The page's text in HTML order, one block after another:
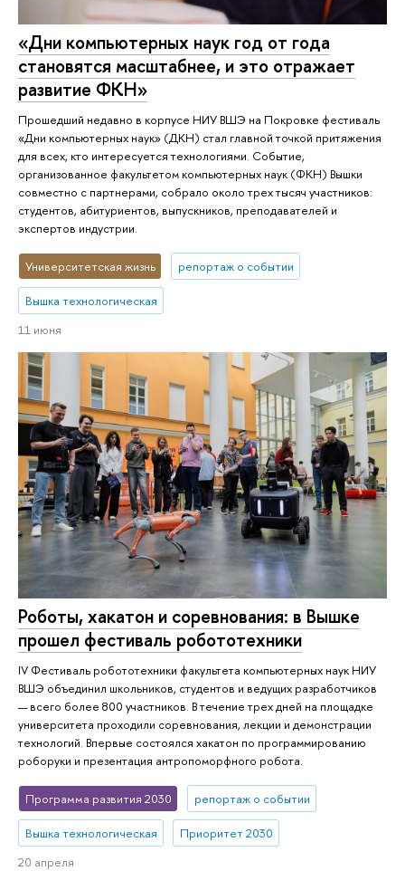
«Дни компьютерных наук год от года
становятся масштабнее, и это отражает
развитие ФКН»
Прошедший недавно в корпусе НИУ ВШЭ на Покровке фестиваль
«Дни компьютерных наук» (ДКН) стал главной точкой притяжения
для всех, кто интересуется технологиями. Событие,
организованное факультетом компьютерных наук (ФКН) Вышки
совместно с партнерами, собрало около трех тысяч участников:
студентов, абитуриентов, выпускников, преподавателей и
экспертов индустрии.
Университетская жизнь репортаж о событии
Вышка технологическая
11 июня
Роботы, хакатон и соревнования: в Вышке
прошел фестиваль робототехники
IV Фестиваль робототехники факультета компьютерных наук НИУ
ВШЭ объединил школьников, студентов и ведущих разработчиков
— всего более 800 участников. В течение трех дней на площадке
университета проходили соревнования, лекции и демонстрации
технологий. Впервые состоялся хакатон по программированию
роборуки и презентация антропоморфного робота.
Программа развития 2030 репортаж о событии
Вышка технологическая
Приоритет 2030
20 апреля